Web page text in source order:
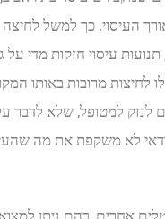
העיסוי. כך למשל
עיסוי חזקות מדי על
לחיצות מרובות באותו
לנזק למטופל, שלא לדבר
לא משקפת את מה
אחרים, בהם ניתן